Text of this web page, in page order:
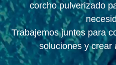
corcho pulverizado
Trabajemos juntos para
soluciones y crear